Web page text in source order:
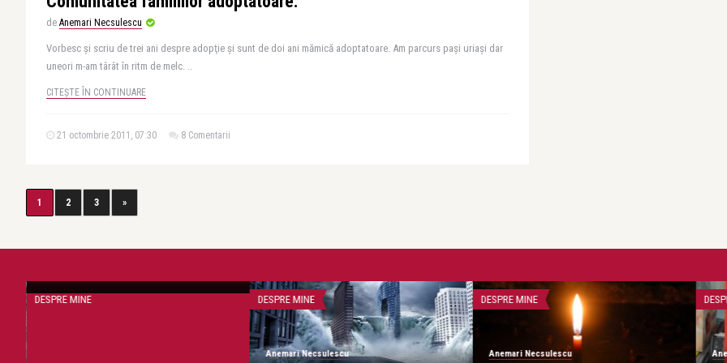
de Anemari Necsulescu
Vorbesc şi scriu de trei ani despre adopţie şi sunt de doi ani mămică adoptatoare. Am parcurs paşi uriaşi dar
uneori m-am târât în ritm de melc. ..
CITEȘTE ÎN CONTINUARE
21 octombrie 2011, 07:30 8 Comentarii
1 2 3 »
DESPRE MINE DESPRE MINE
Anemari Necsulescu
DESPRE MINE
Anemari Necsulescu